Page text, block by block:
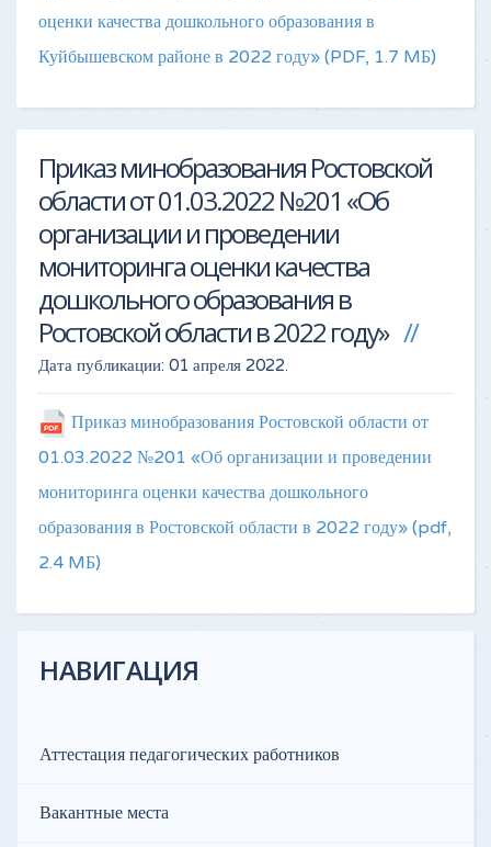
оценки качества дошкольного образования в
Куйбышевском районе в 2022 году» (PDF, 1.7 MБ)
Приказ минобразования Ростовской
области от 01.03.2022 №201 «Об
организации и проведении
мониторинга оценки качества
дошкольного образования в
Ростовской области в 2022 году»
Дата публикации: 01 апреля 2022.
Приказ минобразования Ростовской области от
01.03.2022 №201 «Об организации и проведении
мониторинга оценки качества дошкольного
образования в Ростовской области в 2022 году» (pdf,
2.4 MБ)
НАВИГАЦИЯ
Аттестация педагогических работников
Вакантные места